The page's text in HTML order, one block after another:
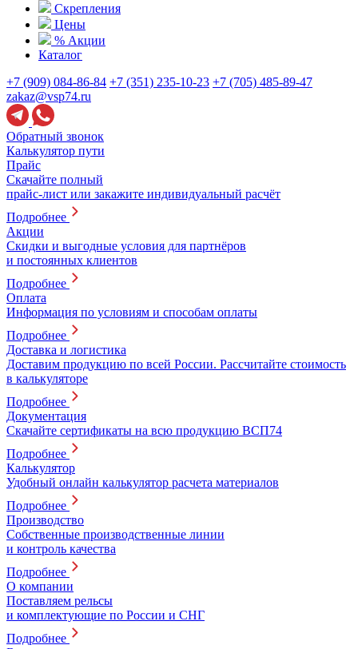
Скрепления
Цены
% Акции
Каталог
+7 (909) 084-86-84 +7 (351) 235-10-23 +7 (705) 485-89-47
zakaz@vsp74.ru
Обратный звонок
Калькулятор пути
Прайс
Скачайте полный
прайс-лист или закажите индивидуальный расчёт
Подробнее
Акции
Скидки и выгодные условия для партнёров
и постоянных клиентов
Подробнее
Оплата
Информация по условиям и способам оплаты
Подробнее
Доставка и логистика
Доставим продукцию по всей России. Рассчитайте стоимость
в калькуляторе
Подробнее
Документация
Скачайте сертификаты на всю продукцию ВСП74
Подробнее
Калькулятор
Удобный онлайн калькулятор расчета материалов
Подробнее
Производство
Собственные производственные линии
и контроль качества
Подробнее
О компании
Поставляем рельсы
и комплектующие по России и СНГ
Подробнее